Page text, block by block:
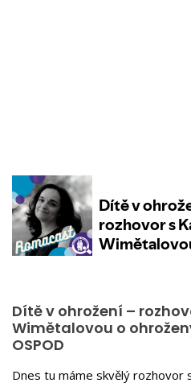
Dítě v ohrožení –
Wimětalovou o
OSPOD
Dnes tu máme skvělý rozhovor